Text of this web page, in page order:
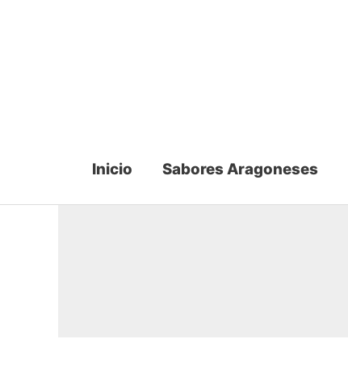
Inicio Sabores Aragoneses